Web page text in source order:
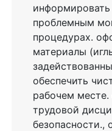
информировать
проблемным
процедурах.
материалы
обеспечить
рабочем
трудовой
безопасности.,